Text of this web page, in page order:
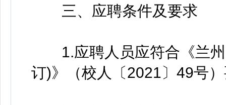
三、应聘条件及要求
1.应聘人员应符合《兰州
订)》（校人〔2021〕49号